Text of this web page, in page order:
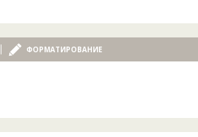
ФОРМАТИРОВАНИЕ